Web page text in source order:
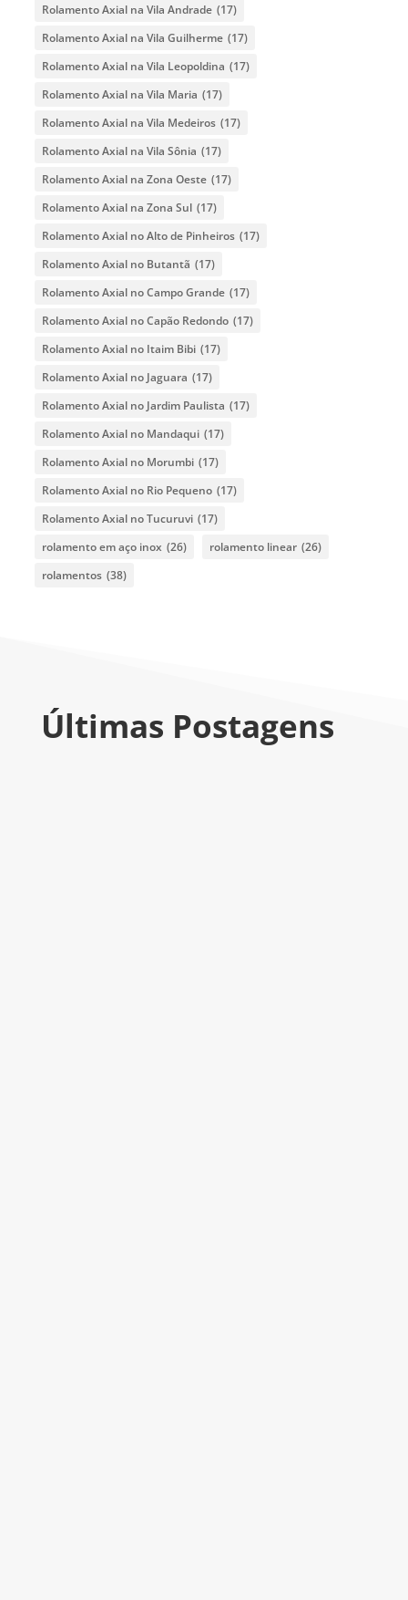
Rolamento Axial na Vila Andrade (17)
Rolamento Axial na Vila Guilherme (17)
Rolamento Axial na Vila Leopoldina (17)
Rolamento Axial na Vila Maria (17)
Rolamento Axial na Vila Medeiros (17)
Rolamento Axial na Vila Sônia (17)
Rolamento Axial na Zona Oeste (17)
Rolamento Axial na Zona Sul (17)
Rolamento Axial no Alto de Pinheiros (17)
Rolamento Axial no Butantã (17)
Rolamento Axial no Campo Grande (17)
Rolamento Axial no Capão Redondo (17)
Rolamento Axial no Itaim Bibi (17)
Rolamento Axial no Jaguara (17)
Rolamento Axial no Jardim Paulista (17)
Rolamento Axial no Mandaqui (17)
Rolamento Axial no Morumbi (17)
Rolamento Axial no Rio Pequeno (17)
Rolamento Axial no Tucuruvi (17)
rolamento em aço inox (26) rolamento linear (26)
rolamentos (38)
Últimas Postagens